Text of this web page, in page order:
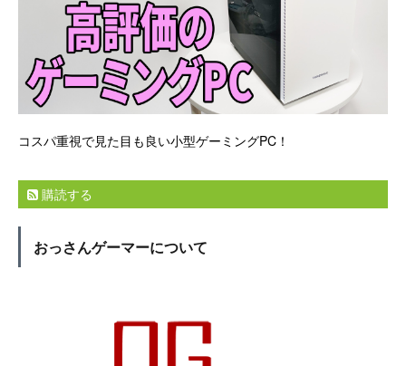
コスパ重視で見た目も良い小型ゲーミングPC！
購読する
おっさんゲーマーについて